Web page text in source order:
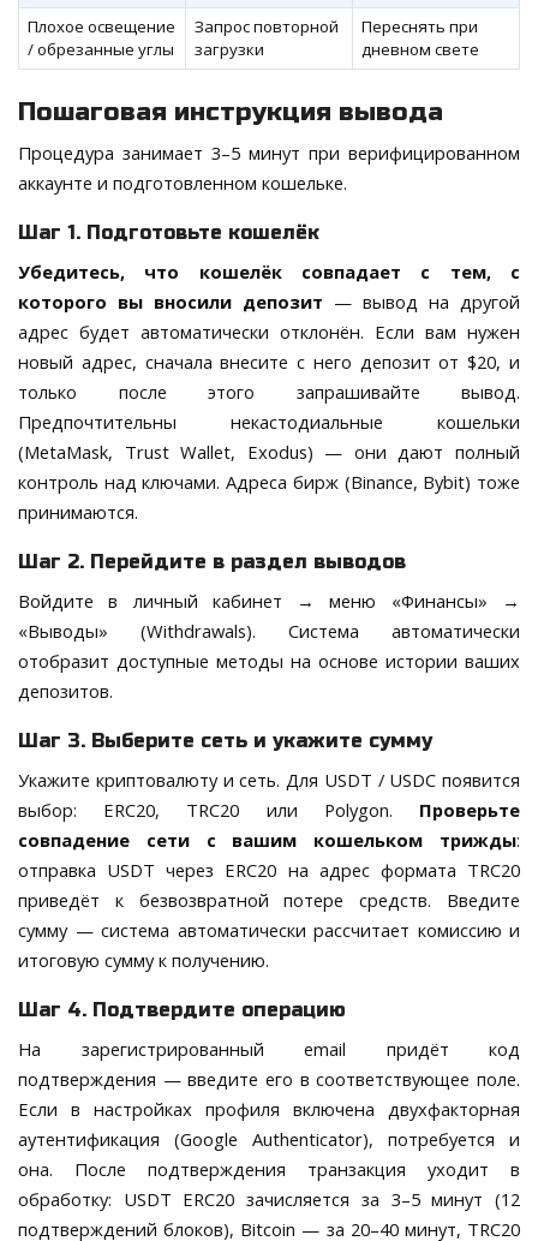
Плохое освещение
/ обрезанные углы
Запрос повторной
загрузки
Переснять при
дневном свете
Пошаговая инструкция вывода
Процедура занимает 3–5 минут при верифицированном
аккаунте и подготовленном кошельке.
Шаг 1. Подготовьте кошелёк
Убедитесь, что кошелёк совпадает с тем, с
которого вы вносили депозит — вывод на другой
адрес будет автоматически отклонён. Если вам нужен
новый адрес, сначала внесите с него депозит от $20, и
только после этого запрашивайте вывод.
Предпочтительны некастодиальные кошельки
(MetaMask, Trust Wallet, Exodus) — они дают полный
контроль над ключами. Адреса бирж (Binance, Bybit) тоже
принимаются.
Шаг 2. Перейдите в раздел выводов
Войдите в личный кабинет → меню «Финансы» →
«Выводы» (Withdrawals). Система автоматически
отобразит доступные методы на основе истории ваших
депозитов.
Шаг 3. Выберите сеть и укажите сумму
Укажите криптовалюту и сеть. Для USDT / USDC появится
выбор: ERC20, TRC20 или Polygon. Проверьте
совпадение сети с вашим кошельком трижды:
отправка USDT через ERC20 на адрес формата TRC20
приведёт к безвозвратной потере средств. Введите
сумму — система автоматически рассчитает комиссию и
итоговую сумму к получению.
Шаг 4. Подтвердите операцию
На зарегистрированный email придёт код
подтверждения — введите его в соответствующее поле.
Если в настройках профиля включена двухфакторная
аутентификация (Google Authenticator), потребуется и
она. После подтверждения транзакция уходит в
обработку: USDT ERC20 зачисляется за 3–5 минут (12
подтверждений блоков), Bitcoin — за 20–40 минут, TRC20